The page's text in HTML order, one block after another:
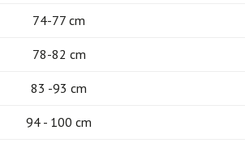
74-77 cm
78-82 cm
83 -93 cm
94 - 100 cm